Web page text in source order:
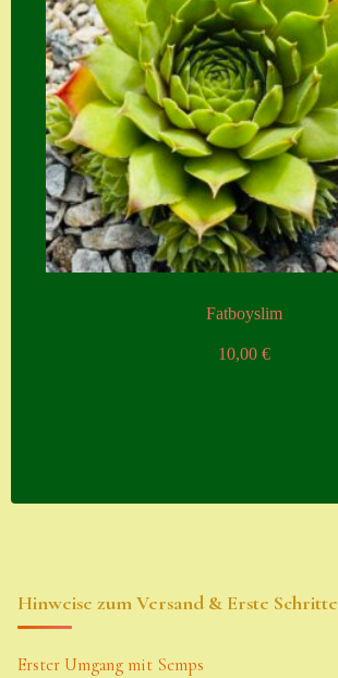
Fatboyslim
10,00 €
Hinweise zum Versand & Erste Schritte
Erster Umgang mit Semps